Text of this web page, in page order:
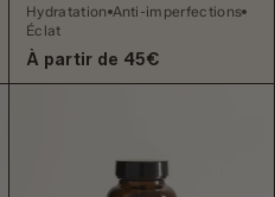
Hydratation Anti-imperfections
Éclat
À partir de 45€